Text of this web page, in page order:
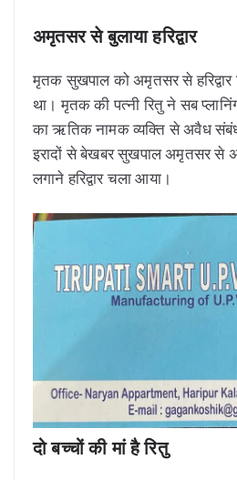
अमृतसर से बुलाया हरिद्वार
मृतक सुखपाल को अमृतसर से हरिद्वार
था। मृतक की पत्नी रितु ने सब
का ऋतिक नामक व्यक्ति से अवैध
इरादों से बेखबर सुखपाल अमृतसर से
लगाने हरिद्वार चला आया।
दो बच्चों की मां है रितु